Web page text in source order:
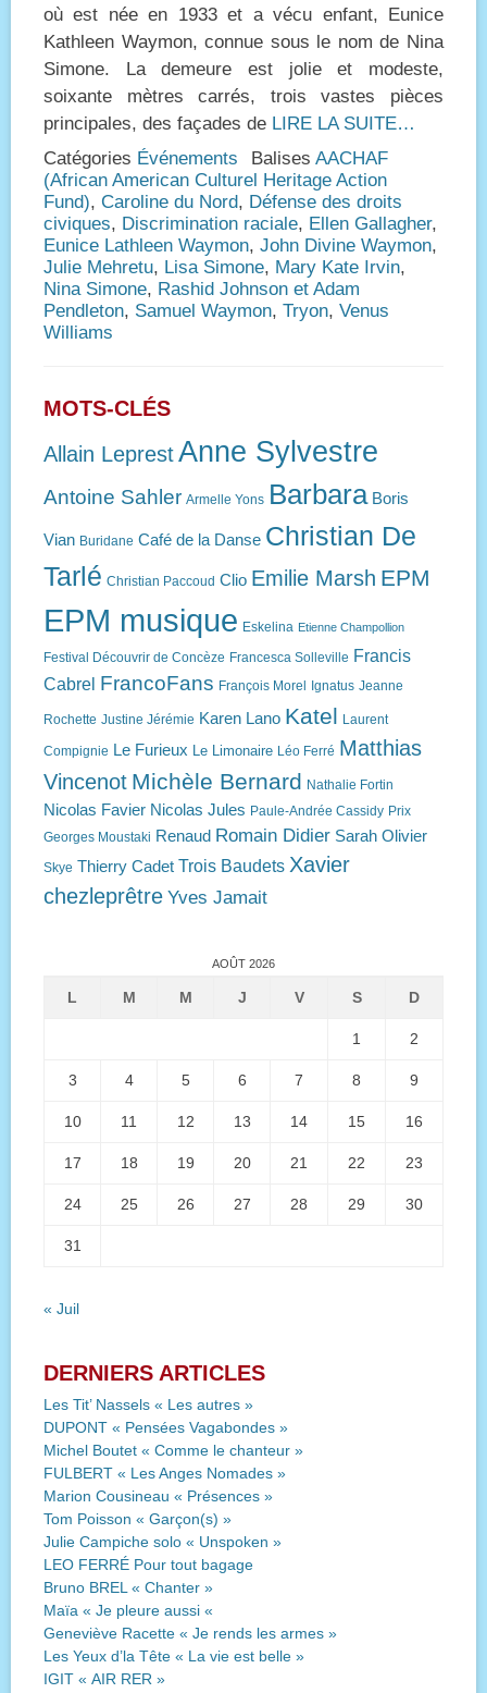
où est née en 1933 et a vécu enfant, Eunice
Kathleen Waymon, connue sous le nom de Nina
Simone. La demeure est jolie et modeste,
soixante mètres carrés, trois vastes pièces
principales, des façades de LIRE LA SUITE…
Catégories Événements Balises AACHAF
(African American Culturel Heritage Action
Fund), Caroline du Nord, Défense des droits
civiques, Discrimination raciale, Ellen Gallagher,
Eunice Lathleen Waymon, John Divine Waymon,
Julie Mehretu, Lisa Simone, Mary Kate Irvin,
Nina Simone, Rashid Johnson et Adam
Pendleton, Samuel Waymon, Tryon, Venus
Williams
MOTS-CLÉS
Allain LeprestAnne Sylvestre
Antoine Sahler Armelle Yons Barbara Boris
Vian Buridane Café de la Danse Christian De
Tarlé Christian Paccoud Clio Emilie Marsh EPM
EPM musique Eskelina Etienne Champollion
Festival Découvrir de Concèze Francesca Solleville Francis
Cabrel FrancoFans François Morel Ignatus Jeanne
Rochette Justine Jérémie Karen Lano Katel Laurent
Compignie Le Furieux Le Limonaire Léo Ferré Matthias
Vincenot Michèle Bernard Nathalie Fortin
Nicolas Favier Nicolas Jules Paule-Andrée Cassidy Prix
Georges Moustaki Renaud Romain Didier Sarah Olivier
Skye Thierry Cadet Trois Baudets Xavier
chezleprêtre Yves Jamait
AOÛT 2026
L M M J V S D
1 2
3 4 5 6 7 8 9
10 11 12 13 14 15 16
17 18 19 20 21 22 23
24 25 26 27 28 29 30
31
« Juil
DERNIERS ARTICLES
Les Tit’ Nassels « Les autres »
DUPONT « Pensées Vagabondes »
Michel Boutet « Comme le chanteur »
FULBERT « Les Anges Nomades »
Marion Cousineau « Présences »
Tom Poisson « Garçon(s) »
Julie Campiche solo « Unspoken »
LEO FERRÉ Pour tout bagage
Bruno BREL « Chanter »
Maïa « Je pleure aussi «
Geneviève Racette « Je rends les armes »
Les Yeux d’la Tête « La vie est belle »
IGIT « AIR RER »